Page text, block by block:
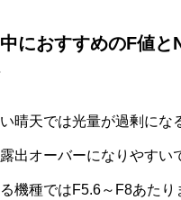
におすすめのF値と
晴天では光量が過剰にな
出オーバーになりやすい
機種ではF5.6～F8あたり